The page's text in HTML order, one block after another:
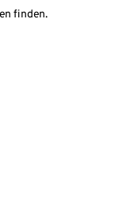
finden.